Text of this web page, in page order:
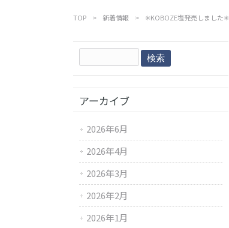
TOP > 新着情報 > ✳︎KOBOZE塩発売しました✳︎
アーカイブ
2026年6月
2026年4月
2026年3月
2026年2月
2026年1月